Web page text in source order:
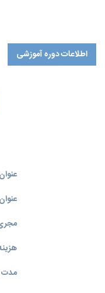
اطلاعات دوره آموزشی
هزینه
مدت